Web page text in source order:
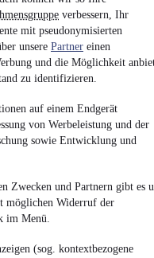
verbessern, Ihr
mit pseudonymisierten
unsere Partner einen
und die Möglichkeit
zu identifizieren.
auf einem Endgerät
von Werbeleistung und der
sowie Entwicklung und
Zwecken und Partnern gibt es
möglichen Widerruf der
im Menü.
(sog. kontextbezogene
Kontakt